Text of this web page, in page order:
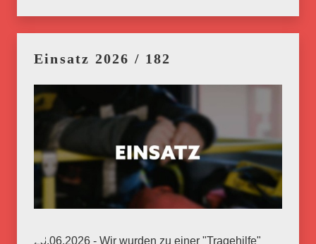
Einsatz 2026 / 182
23.06.2026 - Wir wurden zu einer "Tragehilfe"